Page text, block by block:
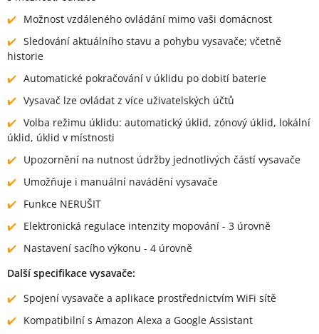
Možnost vzdáleného ovládání mimo vaši domácnost
Sledování aktuálního stavu a pohybu vysavače; včetně
historie
Automatické pokračování v úklidu po dobití baterie
Vysavač lze ovládat z více uživatelských účtů
Volba režimu úklidu: automatický úklid, zónový úklid, lokální
úklid, úklid v místnosti
Upozornění na nutnost údržby jednotlivých částí vysavače
Umožňuje i manuální navádění vysavače
Funkce NERUŠIT
Elektronická regulace intenzity mopování - 3 úrovně
Nastavení sacího výkonu - 4 úrovně
Další specifikace vysavače:
Spojení vysavače a aplikace prostřednictvím WiFi sítě
Kompatibilní s Amazon Alexa a Google Assistant